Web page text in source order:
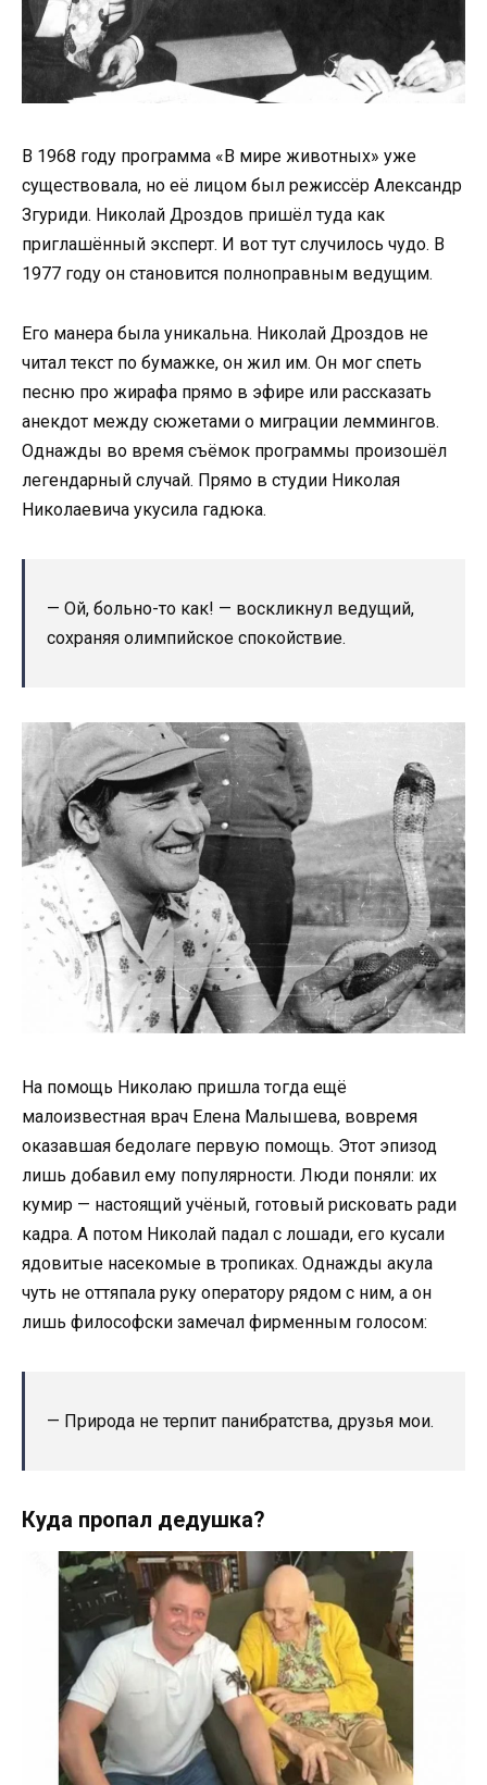
В 1968 году программа «В мире животных» уже
существовала, но её лицом был режиссёр Александр
Згуриди. Николай Дроздов пришёл туда как
приглашённый эксперт. И вот тут случилось чудо. В
1977 году он становится полноправным ведущим.
Его манера была уникальна. Николай Дроздов не
читал текст по бумажке, он жил им. Он мог спеть
песню про жирафа прямо в эфире или рассказать
анекдот между сюжетами о миграции леммингов.
Однажды во время съёмок программы произошёл
легендарный случай. Прямо в студии Николая
Николаевича укусила гадюка.
— Ой, больно-то как! — воскликнул ведущий,
сохраняя олимпийское спокойствие.
На помощь Николаю пришла тогда ещё
малоизвестная врач Елена Малышева, вовремя
оказавшая бедолаге первую помощь. Этот эпизод
лишь добавил ему популярности. Люди поняли: их
кумир — настоящий учёный, готовый рисковать ради
кадра. А потом Николай падал с лошади, его кусали
ядовитые насекомые в тропиках. Однажды акула
чуть не оттяпала руку оператору рядом с ним, а он
лишь философски замечал фирменным голосом:
— Природа не терпит панибратства, друзья мои.
Куда пропал дедушка?